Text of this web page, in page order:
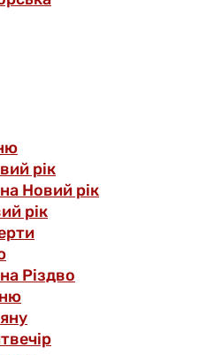
рік
Новий рік
рік
Різдво